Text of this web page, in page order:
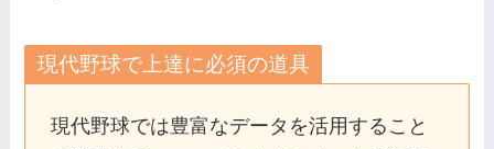
現代野球で上達に必須の道具
現代野球では豊富なデータを活用すること